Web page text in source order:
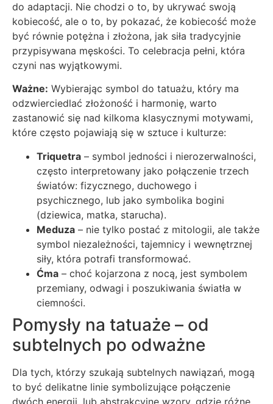
do adaptacji. Nie chodzi o to, by ukrywać swoją
kobiecość, ale o to, by pokazać, że kobiecość może
być równie potężna i złożona, jak siła tradycyjnie
przypisywana męskości. To celebracja pełni, która
czyni nas wyjątkowymi.
Ważne: Wybierając symbol do tatuażu, który ma
odzwierciedlać złożoność i harmonię, warto
zastanowić się nad kilkoma klasycznymi motywami,
które często pojawiają się w sztuce i kulturze:
Triquetra – symbol jedności i nierozerwalności,
często interpretowany jako połączenie trzech
światów: fizycznego, duchowego i
psychicznego, lub jako symbolika bogini
(dziewica, matka, starucha).
Meduza – nie tylko postać z mitologii, ale także
symbol niezależności, tajemnicy i wewnętrznej
siły, która potrafi transformować.
Ćma – choć kojarzona z nocą, jest symbolem
przemiany, odwagi i poszukiwania światła w
ciemności.
Pomysły na tatuaże – od
subtelnych po odważne
Dla tych, którzy szukają subtelnych nawiązań, mogą
to być delikatne linie symbolizujące połączenie
dwóch energii, lub abstrakcyjne wzory, gdzie różne